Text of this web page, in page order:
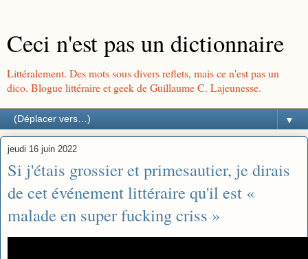
Ceci n'est pas un dictionnaire
Littéralement. Des mots sous divers reflets, mais ce n'est pas un
dico. Blogue littéraire et geek de Guillaume C. Lajeunesse.
▼
jeudi 16 juin 2022
Si j'étais grossier et primesautier, je dirais
de cet événement littéraire qu'il est «
malade en super fucking criss »